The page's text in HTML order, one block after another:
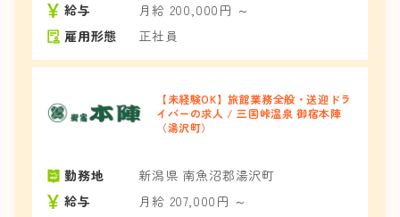
給与
月給 200,000円 ～
雇用形態
正社員
【未経験OK】旅館業務全般・送迎ドラ
イバーの求人 / 三国峠温泉 御宿本陣
（湯沢町）
勤務地
新潟県 南魚沼郡湯沢町
給与
月給 207,000円 ～